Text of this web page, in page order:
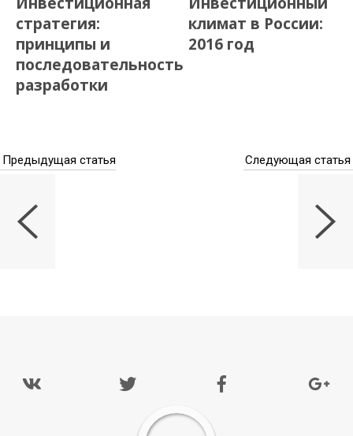
стратегия:
принципы и
последовательность
разработки
климат в России:
2016 год
Предыдущая статья Следующая статья